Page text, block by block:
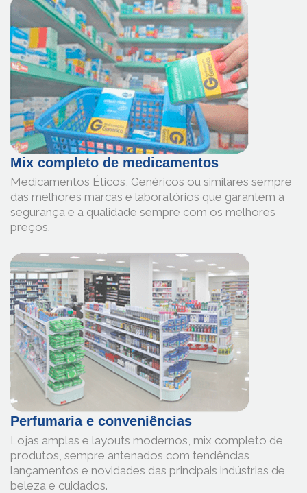
Mix completo de medicamentos
Medicamentos Éticos, Genéricos ou similares sempre
das melhores marcas e laboratórios que garantem a
segurança e a qualidade sempre com os melhores
preços.
Perfumaria e conveniências
Lojas amplas e layouts modernos, mix completo de
produtos, sempre antenados com tendências,
lançamentos e novidades das principais indústrias de
beleza e cuidados.